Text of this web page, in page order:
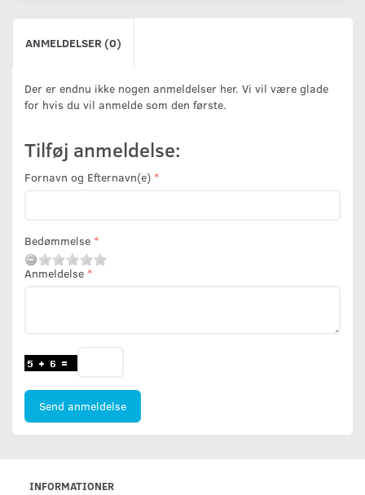
ANMELDELSER (0)
Der er endnu ikke nogen anmeldelser her. Vi vil være glade
for hvis du vil anmelde som den første.
Tilføj anmeldelse:
Fornavn og Efternavn(e)
Bedømmelse
Anmeldelse
Send anmeldelse
INFORMATIONER